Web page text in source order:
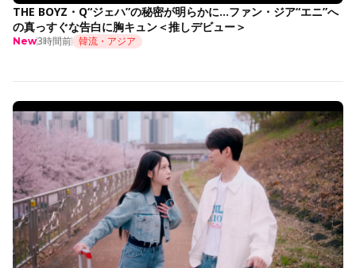
THE BOYZ・Q“ジェハ”の秘密が明らかに…ファン・ジア“エニ”へ
の真っすぐな告白に胸キュン＜推しデビュー＞
New3時間前 韓流・アジア